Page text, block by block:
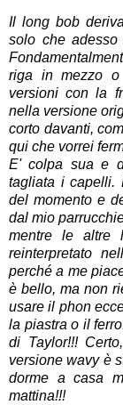
Il long bob
solo che adesso
riga in mezzo
versioni con la
nella versione
corto davanti,
qui che vorrei
E' colpa sua e
tagliata i capelli.
del momento e
dal mio
mentre le altre
reinterpretato
perché a me
è bello, ma non
usare il phon
la piastra o il
di Taylor!!!
versione wavy è
dorme a casa
mattina!!!